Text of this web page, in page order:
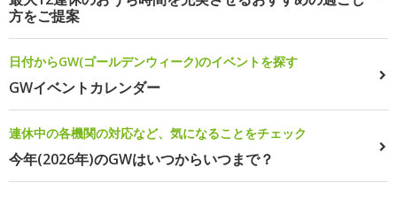
方をご提案
日付からGW(ゴールデンウィーク)のイベントを探す
GWイベントカレンダー
連休中の各機関の対応など、気になることをチェック
今年(2026年)のGWはいつからいつまで？